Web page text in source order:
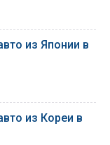
из Японии в
из Кореи в